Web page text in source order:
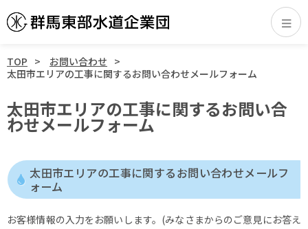
TOP
お問い合わせ
太田市エリアの工事に関するお問い合わせメールフォーム
太田市エリアの工事に関するお問い合
わせメールフォーム
太田市エリアの工事に関するお問い合わせメールフ
ォーム
お客様情報の入力をお願いします。(みなさまからのご意見にお答え